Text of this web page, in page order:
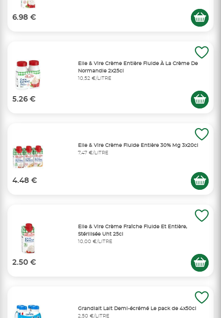
6.98 €
Elle & Vire Crème Entière Fluide À La Crème De
Normandie 2x25cl
10,52 €/LITRE
5.26 €
Elle & Vire Crème Fluide Entière 30% Mg 3x20cl
7,47 €/LITRE
4.48 €
Elle & Vire Crème Fraîche Fluide Et Entière,
Stérilisée Uht 25cl
10,00 €/LITRE
2.50 €
Grandlait Lait Demi-écrémé Le pack de 4x50cl
2,50 €/LITRE